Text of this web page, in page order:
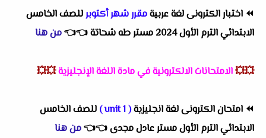
⏪ اختبار الكترونى لغة عربيةمقرر شهر أكتوبرللصف الخامس
الابتدائي الترم الأول 2024 مستر طه شحاتة
👈
👈من هنا
💥💥الامتحانات الالكترونية في مادة اللغة الإنجليزية💥💥
⏪ امتحان الكترونى لغة انجليزية( unit 1 )
للصف الخامس
الابتدائي الترم الأول مستر عادل مجدى👈
👈من هنا